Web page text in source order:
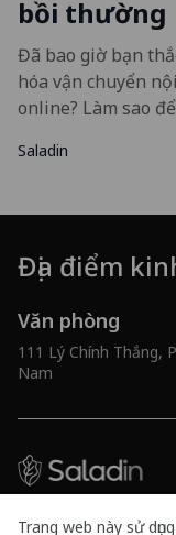
bồi thường
Đã bao giờ bạn
hóa vận chuyển
online? Làm sao
Saladin
Địa điểm
Văn phòng
111 Lý Chính Thắng,
Nam
Công ty TNHH Tư
Trang web này sử